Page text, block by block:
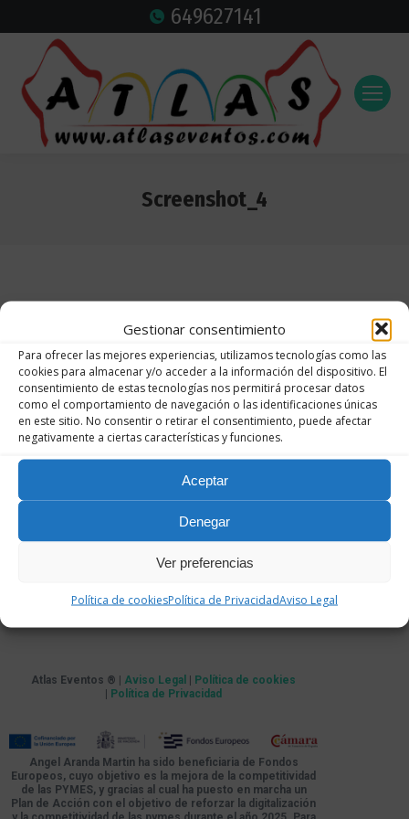
Gestionar consentimiento
Para ofrecer las mejores experiencias, utilizamos tecnologías como las
cookies para almacenar y/o acceder a la información del dispositivo. El
consentimiento de estas tecnologías nos permitirá procesar datos
como el comportamiento de navegación o las identificaciones únicas
en este sitio. No consentir o retirar el consentimiento, puede afectar
negativamente a ciertas características y funciones.
Aceptar
Denegar
Ver preferencias
Política de cookiesPolítica de PrivacidadAviso Legal
649627141
Screenshot_4
Atlas Eventos ® | Aviso Legal | Política de cookies
| Política de Privacidad
Angel Aranda Martin ha sido beneficiaria de Fondos
Europeos, cuyo objetivo es la mejora de la competitividad
de las PYMES, y gracias al cual ha puesto en marcha un
Plan de Acción con el objetivo de reforzar la digitalización